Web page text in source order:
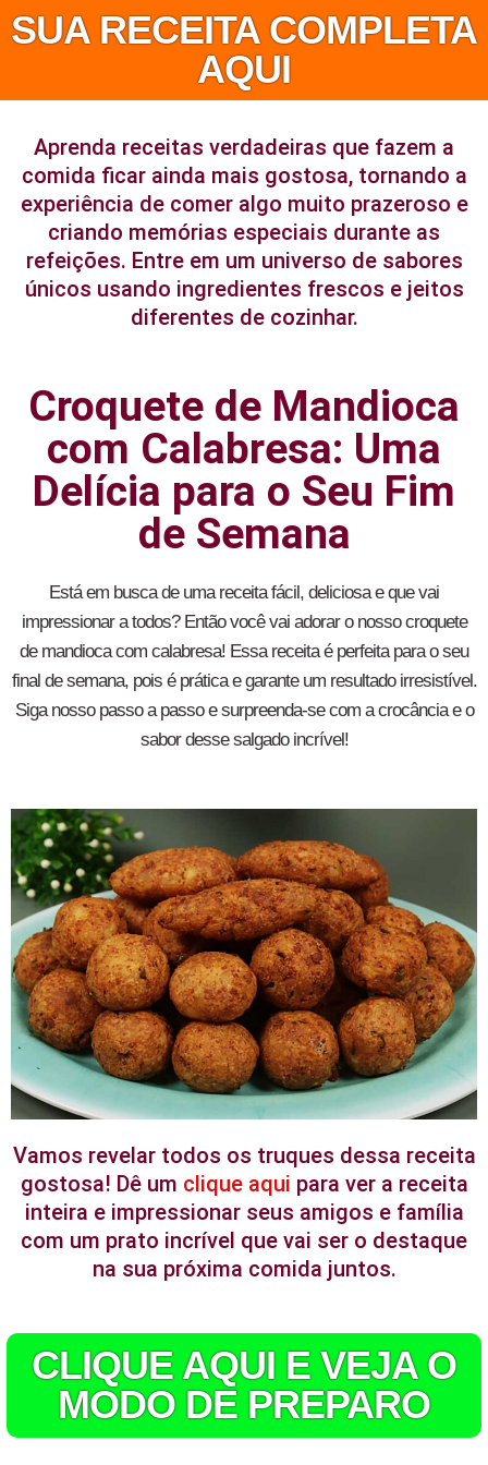
SUA RECEITA COMPLETA
AQUI
Aprenda receitas verdadeiras que fazem a
comida ficar ainda mais gostosa, tornando a
experiência de comer algo muito prazeroso e
criando memórias especiais durante as
refeições. Entre em um universo de sabores
únicos usando ingredientes frescos e jeitos
diferentes de cozinhar.
Croquete de Mandioca
com Calabresa: Uma
Delícia para o Seu Fim
de Semana
Está em busca de uma receita fácil, deliciosa e que vai
impressionar a todos? Então você vai adorar o nosso croquete
de mandioca com calabresa! Essa receita é perfeita para o seu
final de semana, pois é prática e garante um resultado irresistível.
Siga nosso passo a passo e surpreenda-se com a crocância e o
sabor desse salgado incrível!
Vamos revelar todos os truques dessa receita
gostosa! Dê um clique aqui para ver a receita
inteira e impressionar seus amigos e família
com um prato incrível que vai ser o destaque
na sua próxima comida juntos.
CLIQUE AQUI E VEJA O
MODO DE PREPARO